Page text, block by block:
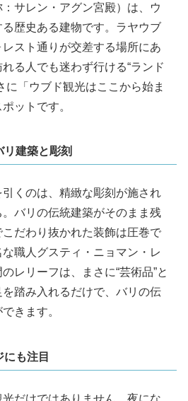
サレン・アグン宮殿）は、ウ
歴史ある建物です。ラヤウブ
レスト通りが交差する場所にあ
る人でも迷わず行ける“ランド
に「ウブド観光はここから始ま
ットです。
リ建築と彫刻
くのは、精緻な彫刻が施され
バリの伝統建築がそのまま残
だわり抜かれた装飾は圧巻で
職人グスティ・ニョマン・レ
レリーフは、まさに“芸術品”と
踏み入れるだけで、バリの伝
きます。
も注目
だけではありません。夜にな